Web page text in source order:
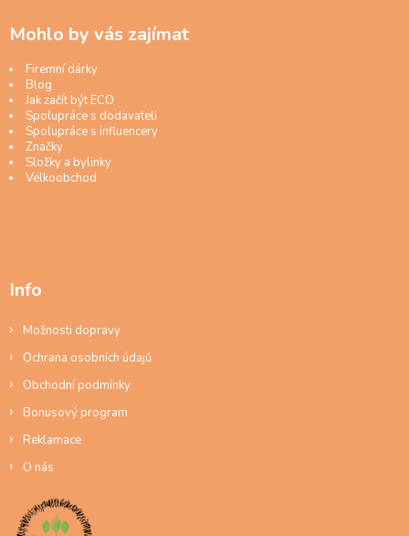
Mohlo by vás zajímat
Firemní dárky
Blog
Jak začít být ECO
Spolupráce s dodavateli
Spolupráce s influencery
Značky
Složky a bylinky
Velkoobchod
Info
Možnosti dopravy
Ochrana osobních údajů
Obchodní podmínky
Bonusový program
Reklamace
O nás